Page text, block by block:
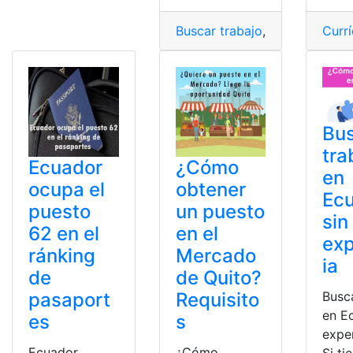
Buscar trabajo, Currículum,
Ecuador
ocupa el
puesto
62 en el
ránking
de
pasaport
es
¿Cómo
obtener
un puesto
en el
Mercado
de Quito?
Requisito
s
en
sin
ia
en